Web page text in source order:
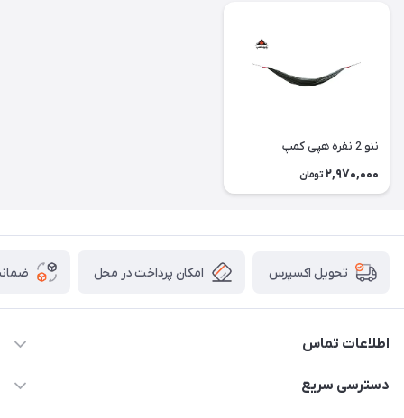
ننو 2 نفره هپی کمپ
2,970,000 تومان
تحویل اکسپرس امکان پرداخت در محل
اطلاعات تماس
02166456492 - 09121933405
دسترسی سریع